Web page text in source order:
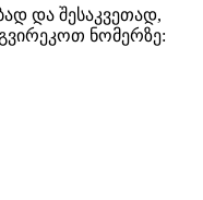
და შესაკვეთად,
ნომერზე: